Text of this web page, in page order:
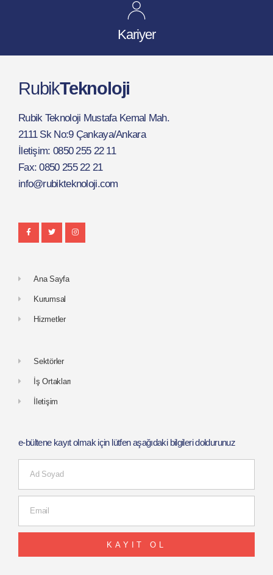
Kariyer
RubikTeknoloji
Rubik Teknoloji Mustafa Kemal Mah.
2111 Sk No:9 Çankaya/Ankara
İletişim: 0850 255 22 11
Fax: 0850 255 22 21
info@rubikteknoloji.com
Ana Sayfa
Kurumsal
Hizmetler
Sektörler
İş Ortakları
İletişim
e-bültene kayıt olmak için lütfen aşağıdaki bilgileri doldurunuz
KAYIT OL